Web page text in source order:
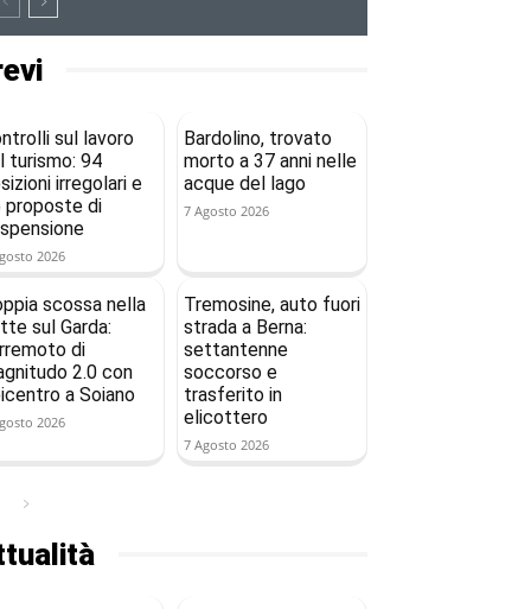
sul lavoro
turismo: 94
irregolari e
proposte di
2026
Bardolino, trovato
morto a 37 anni nelle
acque del lago
7 Agosto 2026
scossa nella
sul Garda:
di
2.0 con
a Soiano
2026
Tremosine, auto fuori
strada a Berna:
settantenne
soccorso e
trasferito in
elicottero
7 Agosto 2026